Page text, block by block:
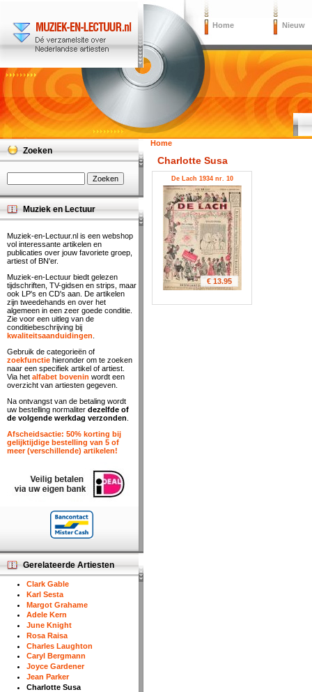
Home Nieuw
Home
Charlotte Susa
De Lach 1934 nr. 10
€ 13.95
Zoeken
Muziek en Lectuur
Muziek-en-Lectuur.nl is een webshop
vol interessante artikelen en
publicaties over jouw favoriete groep,
artiest of BN'er.
Muziek-en-Lectuur biedt gelezen
tijdschriften, TV-gidsen en strips, maar
ook LP's en CD's aan. De artikelen
zijn tweedehands en over het
algemeen in een zeer goede conditie.
Zie voor een uitleg van de
conditiebeschrijving bij
kwaliteitsaanduidingen
Gebruik de categorieën of
zoekfunctie hieronder om te zoeken
naar een specifiek artikel of artiest.
Via het alfabet bovenin wordt een
overzicht van artiesten gegeven.
Na ontvangst van de betaling wordt
uw bestelling normaliter dezelfde of
de volgende werkdag verzonden
Afscheidsactie: 50% korting bij
gelijktijdige bestelling van 5 of
meer (verschillende) artikelen!
Gerelateerde Artiesten
Clark Gable
Karl Sesta
Margot Grahame
Adele Kern
June Knight
Rosa Raisa
Charles Laughton
Caryl Bergmann
Joyce Gardener
Jean Parker
Charlotte Susa